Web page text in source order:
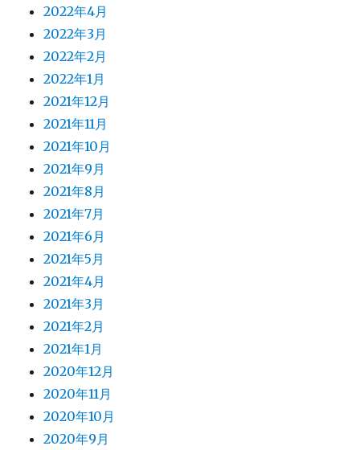
2022年4月
2022年3月
2022年2月
2022年1月
2021年12月
2021年11月
2021年10月
2021年9月
2021年8月
2021年7月
2021年6月
2021年5月
2021年4月
2021年3月
2021年2月
2021年1月
2020年12月
2020年11月
2020年10月
2020年9月